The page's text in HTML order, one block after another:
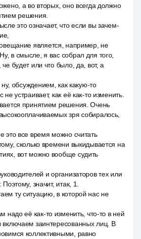
а во вторых, оно всегда должно
решения.
это означает, что если вы зачем-
является, например, не
в смысле, я вас собрал для того,
будет или что было, да, вот, а
ну, обсуждением, как какую-то
не устраивает, как её как-то изменить.
принятием решения. Очень
зря собиралось,
это все время можно считать
сколько времени выкидывается на
вот можно вообще судить
и организаторов тех или
значит, итак, 1.
ту ситуацию, в которой нас не
надо её как-то изменить, что-то в ней
включаем заинтересованных лиц. В
коллективными, равно